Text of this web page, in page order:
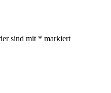
sind mit * markiert